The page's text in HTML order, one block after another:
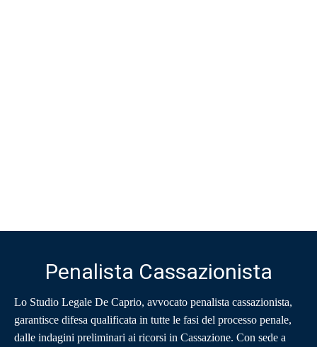
Penalista Cassazionista
Lo Studio Legale De Caprio, avvocato penalista cassazionista,
garantisce difesa qualificata in tutte le fasi del processo penale,
dalle indagini preliminari ai ricorsi in Cassazione. Con sede a